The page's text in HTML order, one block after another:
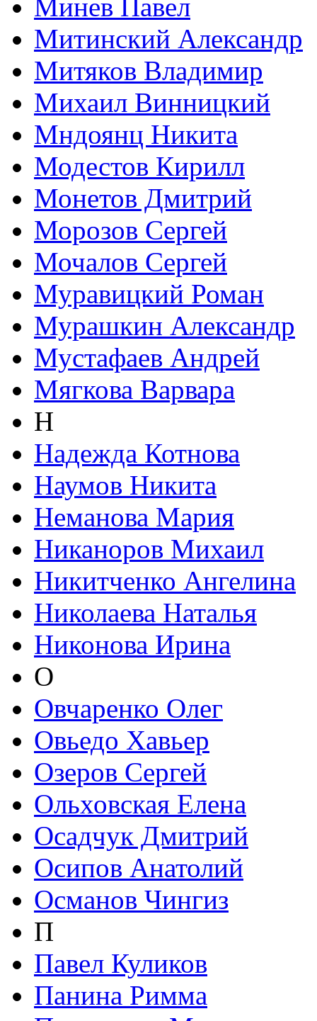
Минев Павел
Митинский Александр
Митяков Владимир
Михаил Винницкий
Мндоянц Никита
Модестов Кирилл
Монетов Дмитрий
Морозов Сергей
Мочалов Сергей
Муравицкий Роман
Мурашкин Александр
Мустафаев Андрей
Мягкова Варвара
Н
Надежда Котнова
Наумов Никита
Неманова Мария
Никаноров Михаил
Никитченко Ангелина
Николаева Наталья
Никонова Ирина
О
Овчаренко Олег
Овьедо Хавьер
Озеров Сергей
Ольховская Елена
Осадчук Дмитрий
Осипов Анатолий
Османов Чингиз
П
Павел Куликов
Панина Римма